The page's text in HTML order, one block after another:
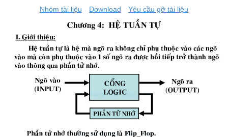
Nhóm tài liệu Download Yêu cầu gỡ tài liệu